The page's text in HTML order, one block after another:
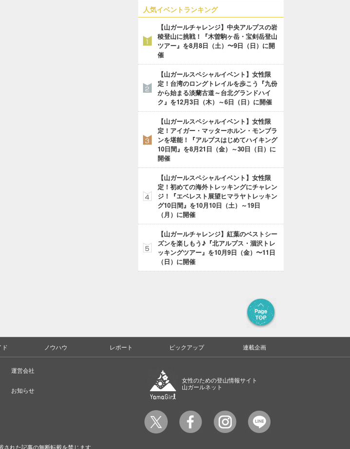
人気イベントランキング
【山ガールチャレンジ】中央アルプスの岩
稜登山に挑戦！『木曽駒ヶ岳・宝剣岳登山
ツアー』を8月8日（土）〜9日（日）に開
催
【山ガールスペシャルイベント】女性限
定！台湾のロングトレイルを歩こう『九份
から始まる淡蘭古道～台北グランドハイ
ク』を12月3日（木）～6日（日）に開催
【山ガールスペシャルイベント】女性限
定！アイガー・マッターホルン・モンブラ
ンを堪能！『アルプスはじめてハイキング
10日間』を8月21日（金）～30日（日）に
開催
【山ガールスペシャルイベント】女性限
定！初めての海外トレッキングにチャレン
ジ！『エベレスト展望ヒマラヤトレッキン
グ10日間』を10月10日（土）～19日
（月）に開催
【山ガールチャレンジ】紅葉のベストシー
ズンを楽しもう♪『北アルプス・涸沢トレ
ッキングツアー』を10月9日（金）〜11日
（日）に開催
ド ノウハウ レポート ピックアップ 連載企画
女性のための登山情報サイト
山ガールネット
運営会社
お知らせ
された記事の無断転載を禁じます